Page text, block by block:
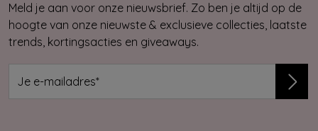
Meld je aan voor onze nieuwsbrief. Zo ben je altijd op de
hoogte van onze nieuwste & exclusieve collecties, laatste
trends, kortingsacties en giveaways.